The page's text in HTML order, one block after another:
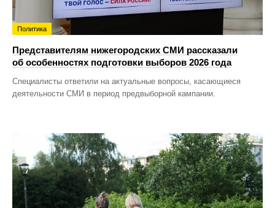
Политика
Представителям нижегородских СМИ рассказали
об особенностях подготовки выборов 2026 года
Специалисты ответили на актуальные вопросы, касающиеся
деятельности СМИ в период предвыборной кампании.